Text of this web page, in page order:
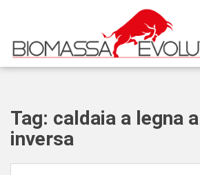
t
Tag: caldaia a legna
inversa